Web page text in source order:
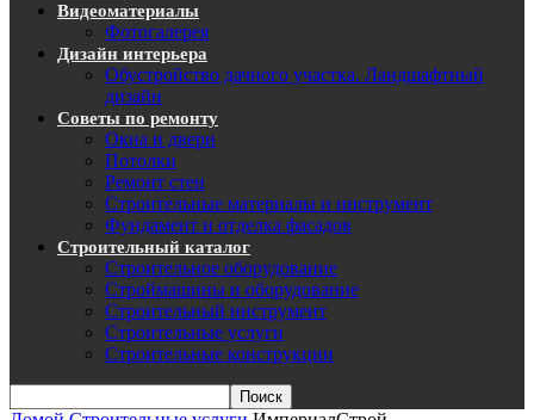
Видеоматериалы
Фотогалерея
Дизайн интерьера
Обустройство дачного участка. Ландшафтный
дизайн
Советы по ремонту
Окна и двери
Потолки
Ремонт стен
Строительные материалы и инструмент
Фундамент и отделка фасадов
Строительный каталог
Строительное оборудование
Строймашины и оборудование
Строительный инструмент
Строительные услуги
Строительные конструкции